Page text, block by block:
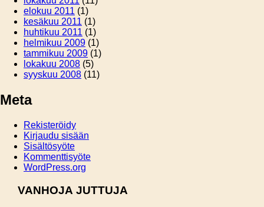
elokuu 2011 (1)
kesäkuu 2011 (1)
huhtikuu 2011 (1)
helmikuu 2009 (1)
tammikuu 2009 (1)
lokakuu 2008 (5)
syyskuu 2008 (11)
Meta
Rekisteröidy
Kirjaudu sisään
Sisältösyöte
Kommenttisyöte
WordPress.org
VANHOJA JUTTUJA